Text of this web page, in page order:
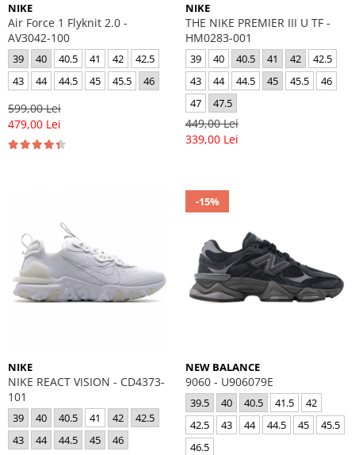
NIKE
Air Force 1 Flyknit 2.0 -
AV3042-100
39 40 40.5 41 42
42.5
43
44 44.5 45 45.5 46
599,00 Lei
479,00 Lei
NIKE
THE NIKE PREMIER III U TF -
HM0283-001
39 40 40.5 41 42
42.5
43
44 44.5 45 45.5
46
47
47.5
449,00 Lei
339,00 Lei
NIKE
NIKE REACT VISION - CD4373-
101
39 40 40.5 41 42
42.5
43
44 44.5 45 46
-15%
NEW BALANCE
9060 - U906079E
39.5 40 40.5 41.5
42
42.5
43 44 44.5 45
45.5
46.5